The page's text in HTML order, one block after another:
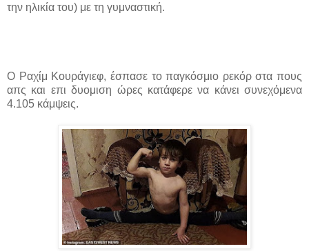
την ηλικία του) με τη γυμναστική.
Ο Ραχίμ Κουράγιεφ, έσπασε το παγκόσμιο ρεκόρ στα πους
απς και επι δυομιση ώρες κατάφερε να κάνει συνεχόμενα
4.105 κάμψεις.